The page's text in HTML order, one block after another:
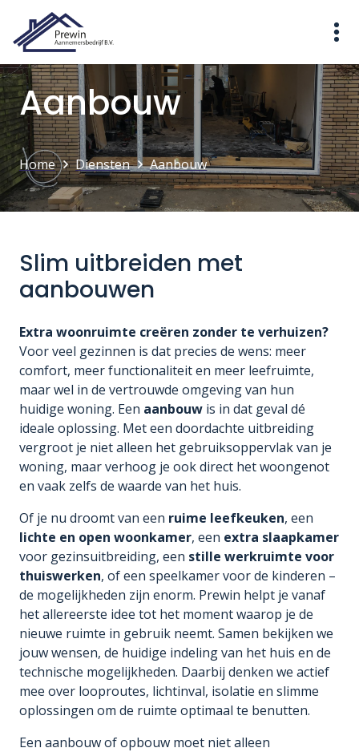
Aanbouw
Home Diensten Aanbouw
Slim uitbreiden met
aanbouwen
Extra woonruimte creëren zonder te verhuizen?
Voor veel gezinnen is dat precies de wens: meer
comfort, meer functionaliteit en meer leefruimte,
maar wel in de vertrouwde omgeving van hun
huidige woning. Een aanbouw is in dat geval dé
ideale oplossing. Met een doordachte uitbreiding
vergroot je niet alleen het gebruiksoppervlak van je
woning, maar verhoog je ook direct het woongenot
en vaak zelfs de waarde van het huis.
Of je nu droomt van een ruime leefkeuken, een
lichte en open woonkamer, een extra slaapkamer
voor gezinsuitbreiding, een stille werkruimte voor
thuiswerken, of een speelkamer voor de kinderen –
de mogelijkheden zijn enorm. Prewin helpt je vanaf
het allereerste idee tot het moment waarop je de
nieuwe ruimte in gebruik neemt. Samen bekijken we
jouw wensen, de huidige indeling van het huis en de
technische mogelijkheden. Daarbij denken we actief
mee over looproutes, lichtinval, isolatie en slimme
oplossingen om de ruimte optimaal te benutten.
Een aanbouw of opbouw moet niet alleen